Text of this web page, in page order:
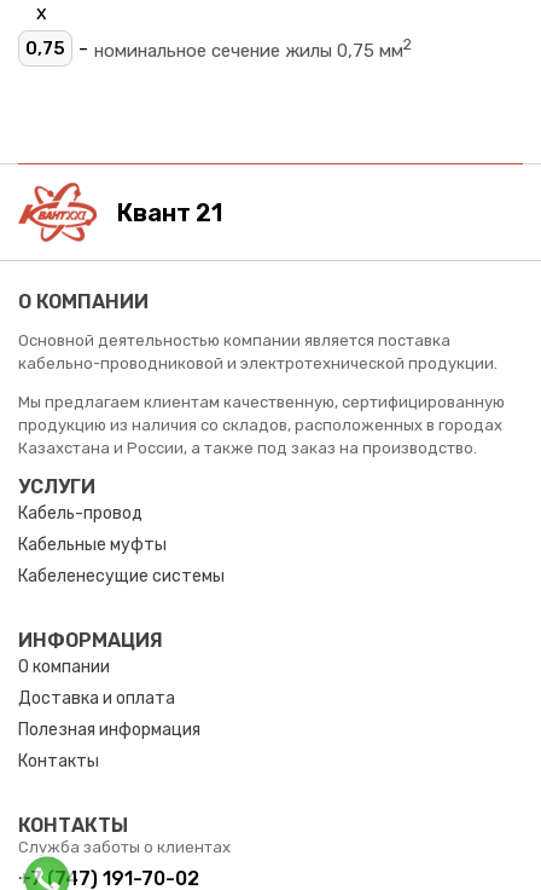
х
0,75 - номинальное сечение жилы 0,75 мм2
Квант 21
О КОМПАНИИ
Основной деятельностью компании является поставка
кабельно-проводниковой и электротехнической продукции.
Мы предлагаем клиентам качественную, сертифицированную
продукцию из наличия со складов, расположенных в городах
Казахстана и России, а также под заказ на производство.
УСЛУГИ
Кабель-провод
Кабельные муфты
Кабеленесущие системы
ИНФОРМАЦИЯ
О компании
Доставка и оплата
Полезная информация
Контакты
КОНТАКТЫ
Служба заботы о клиентах
+7 (747) 191-70-02